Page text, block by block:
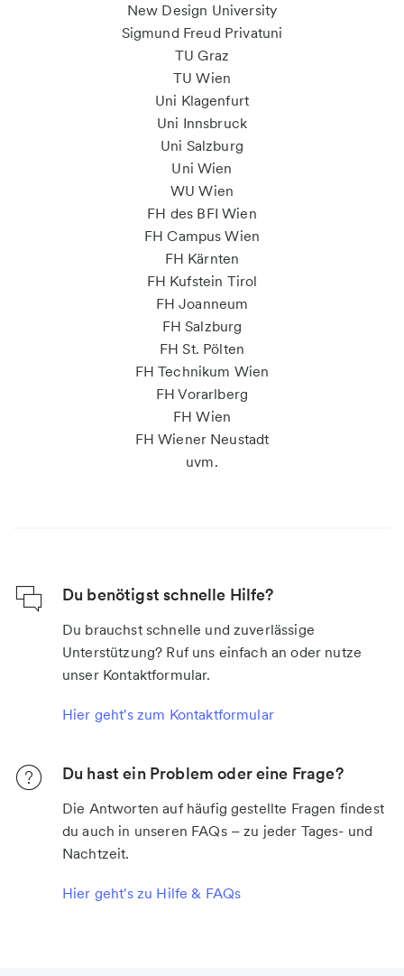
New Design University
Sigmund Freud Privatuni
TU Graz
TU Wien
Uni Klagenfurt
Uni Innsbruck
Uni Salzburg
Uni Wien
WU Wien
FH des BFI Wien
FH Campus Wien
FH Kärnten
FH Kufstein Tirol
FH Joanneum
FH Salzburg
FH St. Pölten
FH Technikum Wien
FH Vorarlberg
FH Wien
FH Wiener Neustadt
uvm.
Du benötigst schnelle Hilfe?
Du brauchst schnelle und zuverlässige
Unterstützung? Ruf uns einfach an oder nutze
unser Kontaktformular.
Hier geht's zum Kontaktformular
Du hast ein Problem oder eine Frage?
Die Antworten auf häufig gestellte Fragen findest
du auch in unseren FAQs – zu jeder Tages- und
Nachtzeit.
Hier geht's zu Hilfe & FAQs